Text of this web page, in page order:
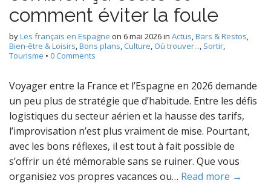
comment éviter la foule
byLes français en Espagne on 6 mai 2026in Actus,Bars & Restos,
Bien-être & Loisirs,Bons plans, Culture, Où trouver..., Sortir,
Tourisme • 0 Comments
Voyager entre la France et l’Espagne en 2026 demande
un peu plus de stratégie que d’habitude. Entre les défis
logistiques du secteur aérien et la hausse des tarifs,
l’improvisation n’est plus vraiment de mise. Pourtant,
avec les bons réflexes, il est tout à fait possible de
s’offrir un été mémorable sans se ruiner. Que vous
organisiez vos propres vacances ou… Read more →